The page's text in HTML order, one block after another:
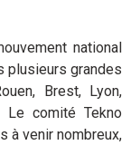
national
plusieurs grandes
Brest, Lyon,
Le comité Tekno
à venir nombreux,